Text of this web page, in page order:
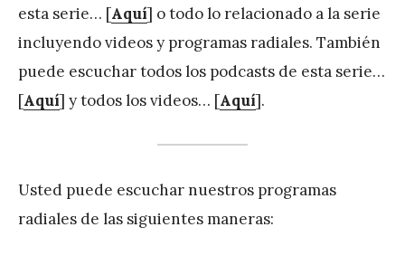
esta serie… [Aquí] o todo lo relacionado a la serie
incluyendo videos y programas radiales. También
puede escuchar todos los podcasts de esta serie…
[Aquí] y todos los videos… [Aquí].
Usted puede escuchar nuestros programas
radiales de las siguientes maneras: